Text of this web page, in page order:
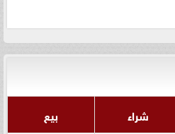
شراء بيع